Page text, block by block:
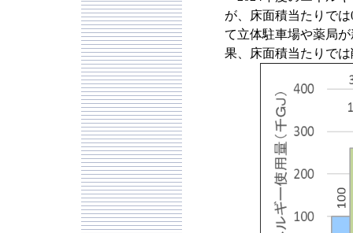
が、床面積当たりで
て立体駐車場や薬局
果、床面積当たりで